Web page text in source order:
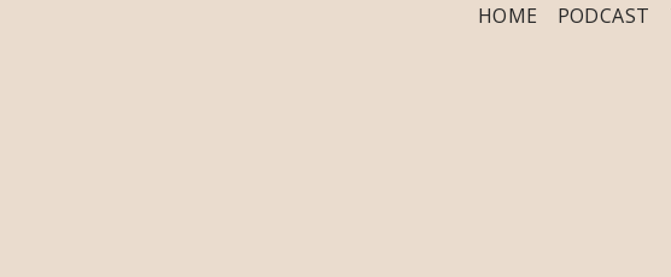
HOME PODCAST